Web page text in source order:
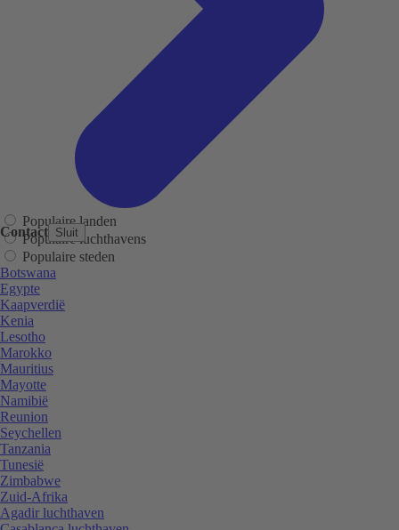
Contact Sluit
Populaire landen
Populaire luchthavens
Populaire steden
Botswana
Egypte
Kaapverdië
Kenia
Lesotho
Marokko
Mauritius
Mayotte
Namibië
Reunion
Seychellen
Tanzania
Tunesië
Zimbabwe
Zuid-Afrika
Agadir luchthaven